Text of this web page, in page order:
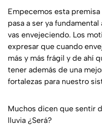
Empecemos esta
pasa a ser ya
vas envejeciendo. Los
expresar que cuando
más y más frágil y de ahí
tener además de una
fortalezas para nuestro
Muchos dicen que sentir
lluvia ¿Será?